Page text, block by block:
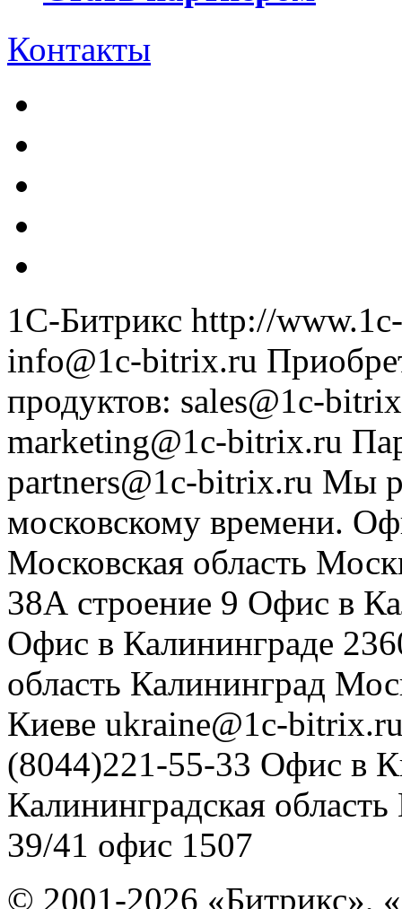
Контакты
1С-Битрикс http://
info@1c-bitrix.ru
продуктов: sales@1c-
marketing@1c-bitrix.ru
partners@1c-bitrix.ru Мы
московскому времени.
Московская область
38А строение 9 Офис в
Офис в Калининграде
область Калининград
Киеве ukraine@1c-
(8044)221-55-33 Офис в
Калининградская область
39/41 офис 1507
© 2001-2026 «Битрикс»,